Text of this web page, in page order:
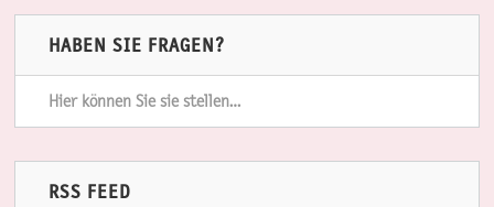
HABEN SIE FRAGEN?
Hier können Sie sie stellen…
RSS FEED